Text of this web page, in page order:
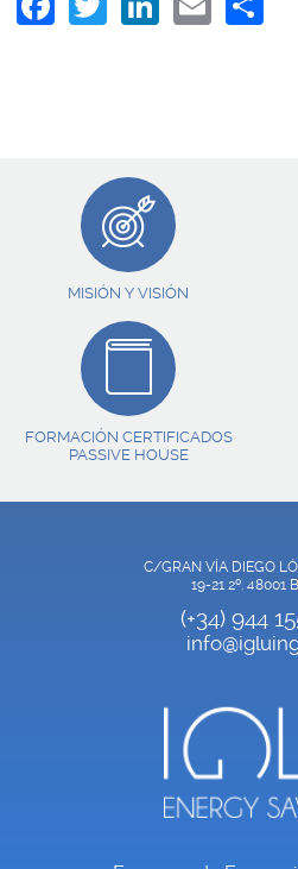
a
w
n
n
m
MISIÓN Y VISIÓN
FORMACIÓN CERTIFICADOS
PASSIVE HOUSE
C/GRAN VÍA DIEGO
19-21 2º. 48001
(+34) 944